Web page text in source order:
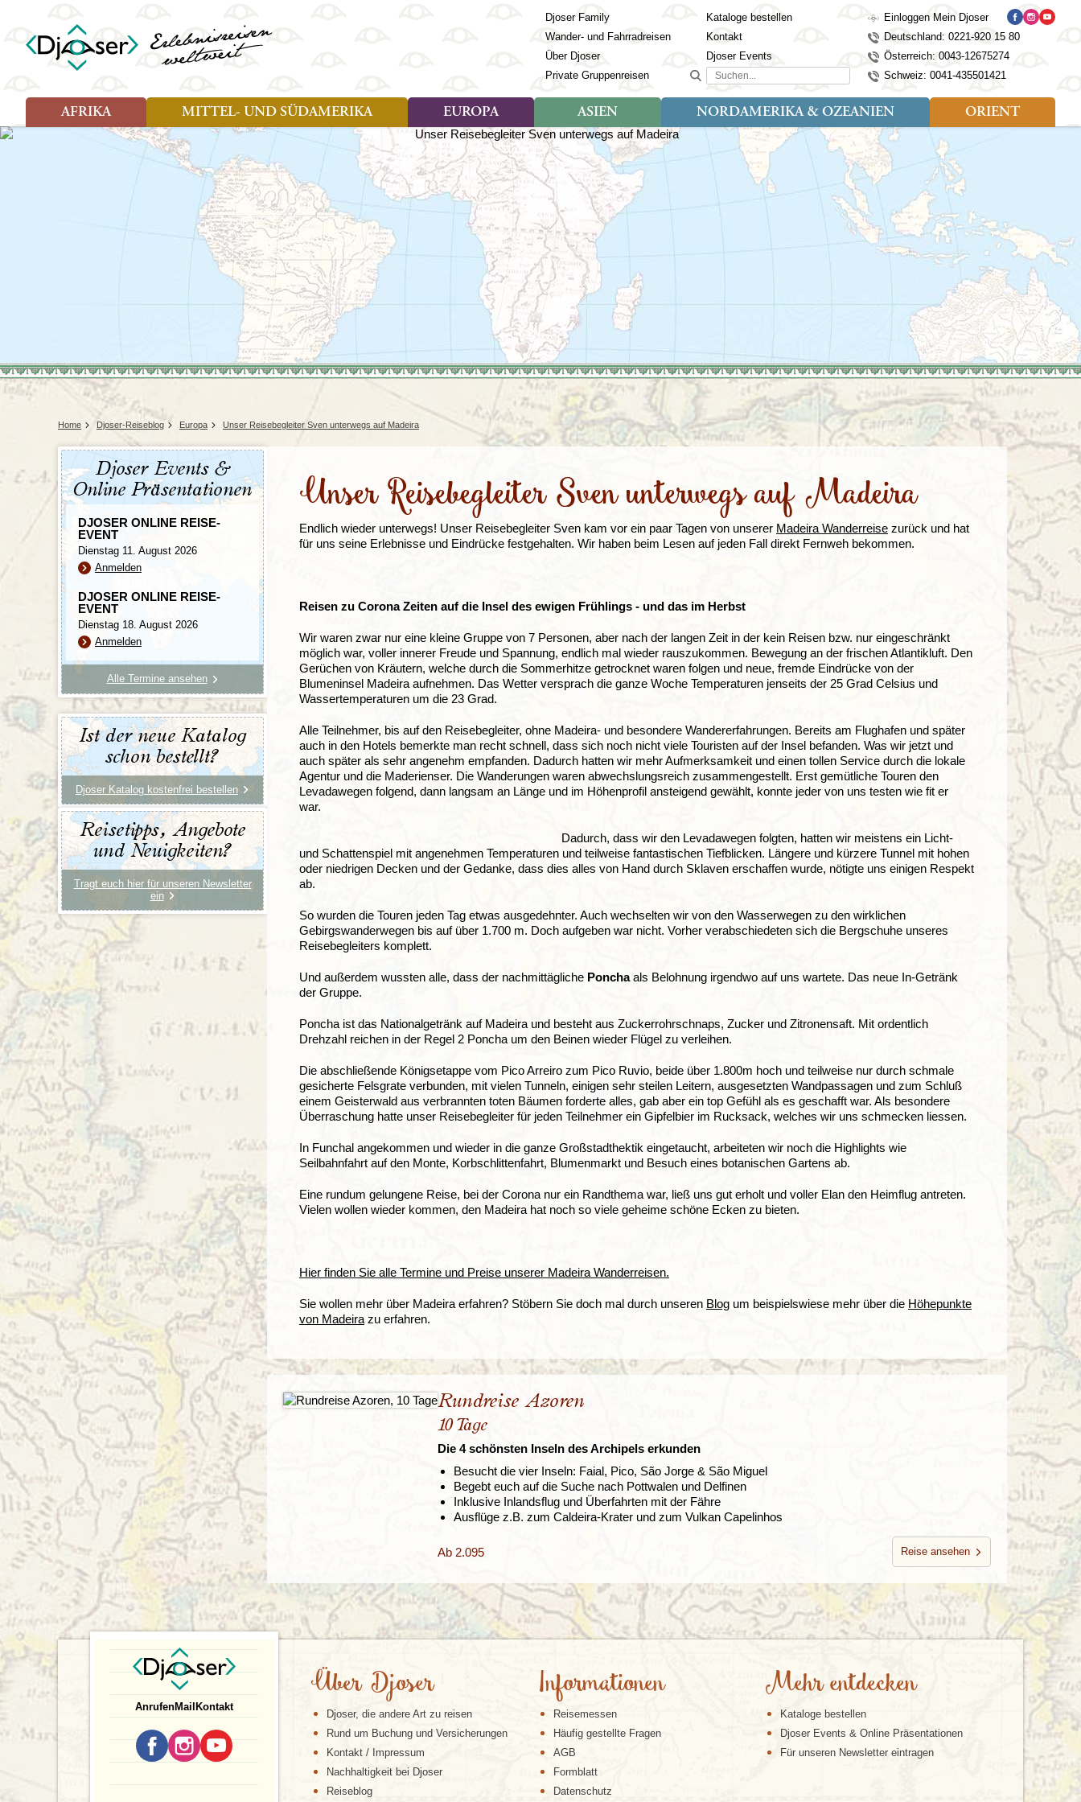
Djoser Family
Wander- und Fahrradreisen
Über Djoser
Private Gruppenreisen
Kataloge bestellen
Kontakt
Djoser Events
Suchen...
Einloggen Mein Djoser
Deutschland: 0221-920 15 80
Österreich: 0043-12675274
Schweiz: 0041-435501421
AFRIKA
Länder
Ägypten
Botswana
Eswatini (Swasiland)
Kap Verde
Kenia
Lesotho
Madagaskar
Marokko
Simbabwe
Südafrika
Tansania
Uganda
MITTEL- UND SÜDAMERIKA
Art der Reise
Djoser Reisen (13)
Djoser Family (8)
Wander- und Fahrradreisen
Argentinien
Brasilien
Chile
Costa Rica
Ecuador
Französisch Guayana
Guatemala
Guyana
Honduras
Kolumbien
Kuba
Mexiko
Peru
EUROPA
Art der Reise
Djoser Reisen (9)
Djoser Family (3)
Wander- und Fahrradreisen
Länder
Albanien
Andorra
Armenien
Aserbaidschan
Azoren
Balkan
Baltikum
Bosnien & Herzegowina
Estland
Finnland
Georgien
Irland
Island
Italien
Kosovo
Kroatien
Türkei
Wales
ASIEN
Art der Reise
Djoser Reisen (23)
Djoser Family (12)
Wander- und Fahrradreisen
(1)
Nepal
Seidenstraße
Singapur
Sri Lanka
Südkorea
Taiwan
NORDAMERIKA & OZEANIEN
Art der Reise
Djoser Reisen (4)
Djoser Family (2)
Länder
Alaska
Australien
Kanada
Neuseeland
USA
ORIENT
Art der Reise
Djoser Family (5)
Wander- und Fahrradreisen
Länder
Ägypten
Israel
Jordanien
Marokko
Oman
Türkei
Home Djoser-Reiseblog Europa Unser Reisebegleiter Sven unterwegs auf Madeira
Unser Reisebegleiter Sven unterwegs auf Madeira
Endlich wieder unterwegs! Unser Reisebegleiter Sven kam vor ein paar Tagen von unserer Madeira Wanderreise zurück und hat
für uns seine Erlebnisse und Eindrücke festgehalten. Wir haben beim Lesen auf jeden Fall direkt Fernweh bekommen.
Reisen zu Corona Zeiten auf die Insel des ewigen Frühlings - und das im Herbst
Wir waren zwar nur eine kleine Gruppe von 7 Personen, aber nach der langen Zeit in der kein Reisen bzw. nur eingeschränkt
möglich war, voller innerer Freude und Spannung, endlich mal wieder rauszukommen. Bewegung an der frischen Atlantikluft. Den
Gerüchen von Kräutern, welche durch die Sommerhitze getrocknet waren folgen und neue, fremde Eindrücke von der
Blumeninsel Madeira aufnehmen. Das Wetter versprach die ganze Woche Temperaturen jenseits der 25 Grad Celsius und
Wassertemperaturen um die 23 Grad.
Alle Teilnehmer, bis auf den Reisebegleiter, ohne Madeira- und besondere Wandererfahrungen. Bereits am Flughafen und später
auch in den Hotels bemerkte man recht schnell, dass sich noch nicht viele Touristen auf der Insel befanden. Was wir jetzt und
auch später als sehr angenehm empfanden. Dadurch hatten wir mehr Aufmerksamkeit und einen tollen Service durch die lokale
Agentur und die Maderienser. Die Wanderungen waren abwechslungsreich zusammengestellt. Erst gemütliche Touren den
Levadawegen folgend, dann langsam an Länge und im Höhenprofil ansteigend gewählt, konnte jeder von uns testen wie fit er
war.
Dadurch, dass wir den Levadawegen folgten, hatten wir meistens ein Licht-
und Schattenspiel mit angenehmen Temperaturen und teilweise fantastischen Tiefblicken. Längere und kürzere Tunnel mit hohen
oder niedrigen Decken und der Gedanke, dass dies alles von Hand durch Sklaven erschaffen wurde, nötigte uns einigen Respekt
ab.
So wurden die Touren jeden Tag etwas ausgedehnter. Auch wechselten wir von den Wasserwegen zu den wirklichen
Gebirgswanderwegen bis auf über 1.700 m. Doch aufgeben war nicht. Vorher verabschiedeten sich die Bergschuhe unseres
Reisebegleiters komplett.
Und außerdem wussten alle, dass der nachmittägliche Ponchaals Belohnung irgendwo auf uns wartete. Das neue In-Getränk
der Gruppe.
Poncha ist das Nationalgetränk auf Madeira und besteht aus Zuckerrohrschnaps, Zucker und Zitronensaft. Mit ordentlich
Drehzahl reichen in der Regel 2 Poncha um den Beinen wieder Flügel zu verleihen.
Die abschließende Königsetappe vom Pico Arreiro zum Pico Ruvio, beide über 1.800m hoch und teilweise nur durch schmale
gesicherte Felsgrate verbunden, mit vielen Tunneln, einigen sehr steilen Leitern, ausgesetzten Wandpassagen und zum Schluß
einem Geisterwald aus verbrannten toten Bäumen forderte alles, gab aber ein top Gefühl als es geschafft war. Als besondere
Überraschung hatte unser Reisebegleiter für jeden Teilnehmer ein Gipfelbier im Rucksack, welches wir uns schmecken liessen.
In Funchal angekommen und wieder in die ganze Großstadthektik eingetaucht, arbeiteten wir noch die Highlights wie
Seilbahnfahrt auf den Monte, Korbschlittenfahrt, Blumenmarkt und Besuch eines botanischen Gartens ab.
Eine rundum gelungene Reise, bei der Corona nur ein Randthema war, ließ uns gut erholt und voller Elan den Heimflug antreten.
Vielen wollen wieder kommen, den Madeira hat noch so viele geheime schöne Ecken zu bieten.
Hier finden Sie alle Termine und Preise unserer Madeira Wanderreisen.
Sie wollen mehr über Madeira erfahren? Stöbern Sie doch mal durch unseren Blog um beispielswiese mehr über die Höhepunkte
von Madeira zu erfahren.
Rundreise Azoren
10 Tage
Die 4 schönsten Inseln des Archipels erkunden
Besucht die vier Inseln: Faial, Pico, São Jorge & São Miguel
Begebt euch auf die Suche nach Pottwalen und Delfinen
Inklusive Inlandsflug und Überfahrten mit der Fähre
Ausflüge z.B. zum Caldeira-Krater und zum Vulkan Capelinhos
Ab 2.095 Reise ansehen
Djoser Events &
Online Präsentationen
DJOSER ONLINE REISE-
EVENT
Dienstag 11. August 2026
Anmelden
DJOSER ONLINE REISE-
EVENT
Dienstag 18. August 2026
Anmelden
Alle Termine ansehen
Ist der neue Katalog
schon bestellt?
Djoser Katalog kostenfrei bestellen
Reisetipps, Angebote
und Neuigkeiten?
Tragt euch hier für unseren Newsletter
ein
AnrufenMail Kontakt
Über Djoser
Djoser, die andere Art zu reisen
Rund um Buchung und Versicherungen
Kontakt / Impressum
Nachhaltigkeit bei Djoser
Reiseblog
Informationen
Reisemessen
Häufig gestellte Fragen
AGB
Formblatt
Datenschutz
Mehr entdecken
Kataloge bestellen
Djoser Events & Online Präsentationen
Für unseren Newsletter eintragen